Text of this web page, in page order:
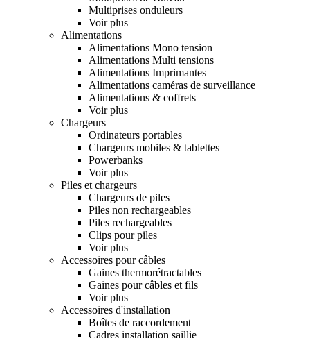
Multiprises onduleurs
Voir plus
Alimentations
Alimentations Mono tension
Alimentations Multi tensions
Alimentations Imprimantes
Alimentations caméras de surveillance
Alimentations & coffrets
Voir plus
Chargeurs
Ordinateurs portables
Chargeurs mobiles & tablettes
Powerbanks
Voir plus
Piles et chargeurs
Chargeurs de piles
Piles non rechargeables
Piles rechargeables
Clips pour piles
Voir plus
Accessoires pour câbles
Gaines thermorétractables
Gaines pour câbles et fils
Voir plus
Accessoires d'installation
Boîtes de raccordement
Cadres installation saillie